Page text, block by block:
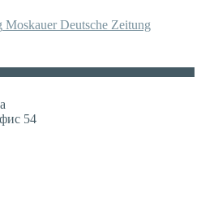
Moskauer Deutsche Zeitung
54